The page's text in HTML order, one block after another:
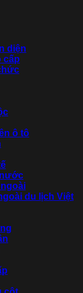
diện
cấp
ô tô
du lịch Việt